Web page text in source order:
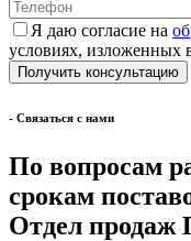
Я даю согласие на
условиях, изложенных
- Cвязаться с нами
По вопросам
срокам
Отдел продаж